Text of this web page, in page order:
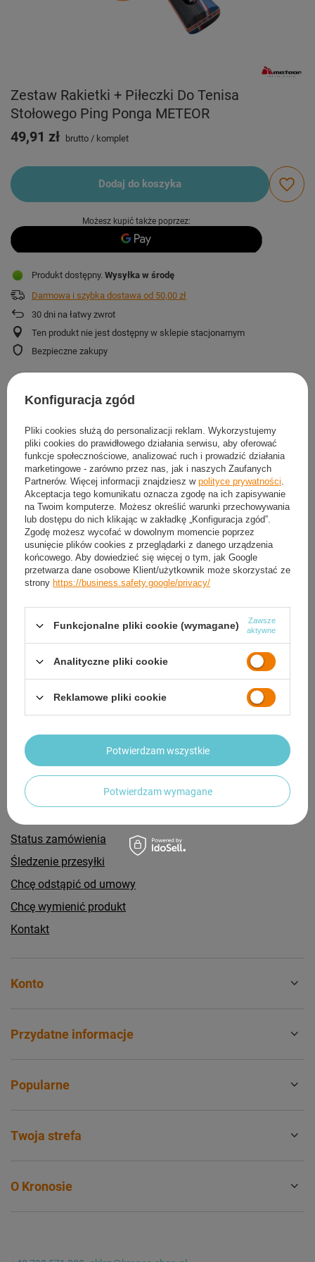
Zestaw Rakietki + Piłeczki Do Tenisa
Stołowego Ping Ponga METEOR
49,91 zł
brutto / komplet
Dodaj do koszyka
Możesz kupić także poprzez:
Produkt dostępny Wysyłka w środę
Darmowa i szybka dostawa od 50,00 zł
30 dni na łatwy zwrot
Ten produkt nie jest dostępny w sklepie stacjonarnym
Bezpieczne zakupy
Darmowa dostawa do paczkomatu lub punktu
Smile - dostawy ze sklepów internetowych przy zamówieniu od 50,00 zł
są za
darmo
Więcej informacji.
OPIS
SZCZEGÓŁOWE DANE
GWARANCJA
Zadaj pytanie a my odpowiemy niezwłocznie,
najciekawsze pytania i odpowiedzi publikując
Zadaj pytanie
Zamówienia
Status zamówienia
Śledzenie przesyłki
Chcę odstąpić od umowy
Chcę wymienić produkt
Kontakt
Konto
Przydatne informacje
Popularne
Twoja strefa
O Kronosie
Konfiguracja zgód
Pliki cookies służą do personalizacji reklam. Wykorzystujemy
pliki cookies do prawidłowego działania serwisu, aby oferować
funkcje społecznościowe, analizować ruch i prowadzić działania
marketingowe - zarówno przez nas, jak i naszych Zaufanych
Partnerów. Więcej informacji znajdziesz w polityce prywatności
Akceptacja tego komunikatu oznacza zgodę na ich zapisywanie
na Twoim komputerze. Możesz określić warunki przechowywania
lub dostępu do nich klikając w zakładkę „Konfiguracja zgód”.
Zgodę możesz wycofać w dowolnym momencie poprzez
usunięcie plików cookies z przeglądarki z danego urządzenia
końcowego. Aby dowiedzieć się więcej o tym, jak Google
przetwarza dane osobowe Klient/użytkownik może skorzystać ze
strony https://business.safety.google/privacy/
Funkcjonalne pliki cookie (wymagane)
Zawsze
aktywne
Analityczne pliki cookie
Reklamowe pliki cookie
Potwierdzam wymagane
Potwierdzam wszystkie